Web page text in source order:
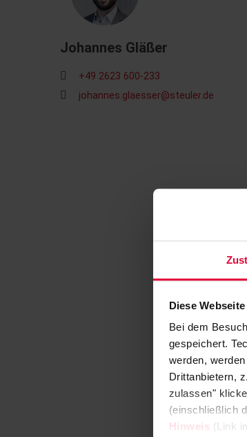
Diese
Bei dem
gespeichert.
werden,
Drittanbietern,
zulassen"
(einschließlich
Hinweis (Link
Johannes Gläßer
+49 2623 600-233
johannes.glaesser@steuler.de